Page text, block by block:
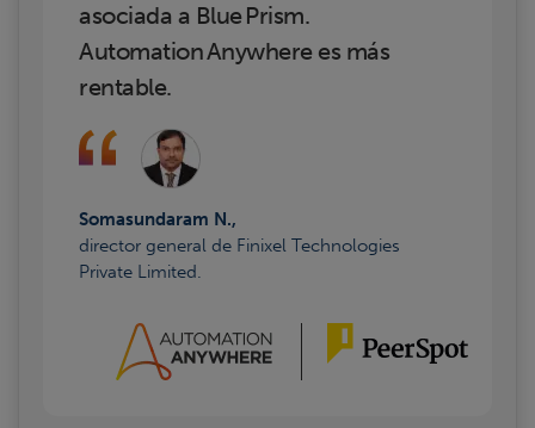
asociada a Blue Prism.
Automation Anywhere es más
rentable.
Somasundaram N.,
director general de Finixel Technologies
Private Limited.